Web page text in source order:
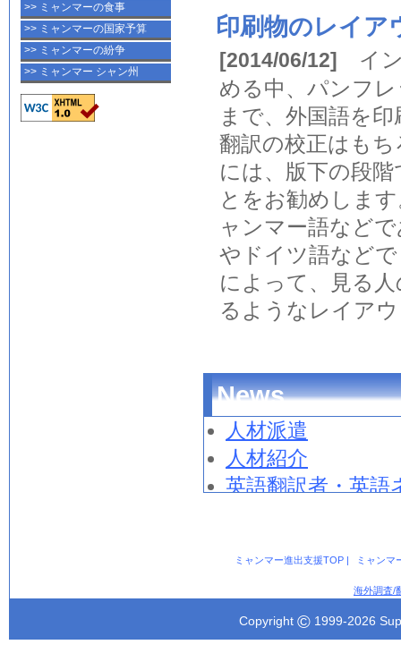
印刷物のレイア
[2014/06/12]
イ
める中、パンフ
まで、外国語を
翻訳の校正はもち
には、版下の段
とをお勧めしま
ャンマー語など
や ドイツ語など
によって、見る
るようなレイア
News
人材派遣
人材紹介
英語翻訳者・英語
>> ミャンマーの食事
>> ミャンマーの国家予算
>> ミャンマーの紛争
>> ミャンマー シャン州
ミャンマー進出支援TOP | ミャンマ
海外調査/
Copyright ©1999-2026